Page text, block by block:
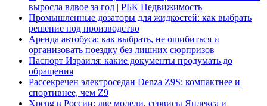
выросла вдвое за год | РБК Недвижимость
Промышленные дозаторы для жидкостей: как выбрать
решение под производство
Аренда автобуса: как выбрать, не ошибиться и
организовать поездку без лишних сюрпризов
Паспорт Израиля: какие документы продумать до
обращения
Рассекречен электроседан Denza Z9S: компактнее и
спортивнее, чем Z9
Xpeng в России: две модели, сервисы Яндекса и